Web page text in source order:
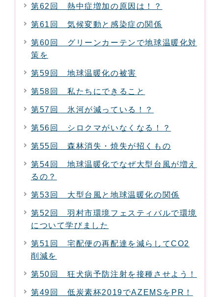
第62回 熱中症増加の原因は！？
第61回 気候変動と感染症の関係
第60回 グリーンカーテンで地球温暖化対
策を
第59回 地球温暖化の被害
第58回 私たちにできること
第57回 氷河が減っている！？
第56回 シロクマがいなくなる！？
第55回 森林消失・焼失が招くもの
第54回 地球温暖化でなぜ大型台風が増え
るの？
第53回 大型台風と地球温暖化の関係
第52回 羽村市環境フェスティバルで環境
について学びました
第51回 宅配便の再配達を減らしてCO2
削減を
第50回 狂犬病予防注射を接種させよう！
第49回 低炭素杯2019でAZEMSをPR！